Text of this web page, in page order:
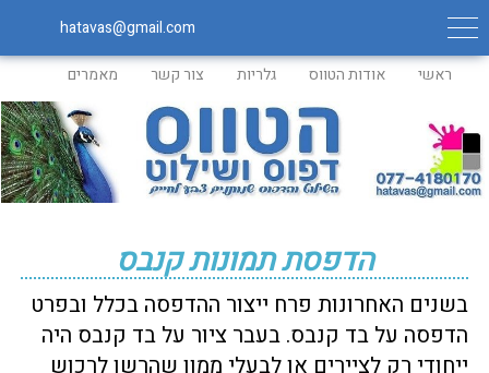
ראשי אודות הטווס גלריות צור קשר מאמרים
הדפסת תמונות קנבס
בשנים האחרונות פרח ייצור ההדפסה בכלל ובפרט
הדפסה על בד קנבס. בעבר ציור על בד קנבס היה
ייחודי רק לציירים או לבעלי ממון שהרשו לרכוש
hatavas@gmail.com